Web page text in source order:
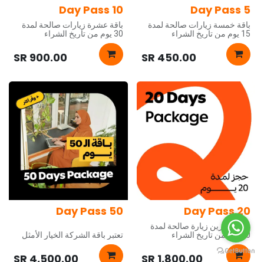
5 Day Pass
باقة خمسة زيارات صالحة لمدة
15 يوم من تاريخ الشراء
انترنت فائق السرعة
استخدام غرفة الكوزون لمدة
إمكانية الجلوس بكل المناطق
الفواكه والوجبات الخفيفة
القهوة والمشروبات الساخنة
اللوازم المكتبية
خدمات النسخ والطباعة
450.00
10 Day Pass
باقة عشرة زيارات صالحة لمدة
30 يوم من تاريخ الشراء
انترنت فائق السرعة
استخدام غرفة الكوزون لمدة
إمكانية الجلوس بكل المناطق
الفواكه والوجبات الخفيفة
القهوة والمشروبات الساخنة
اللوازم المكتبية
خدمات النسخ والطباعة
900.00
20 Day Pass
باقة عشرين زيارة صالحة لمدة
60 يوم من تاريخ الشراء
انترنت فائق السرعة1,800.00
50 Day Pass
تعتبر باقة الشركة الخيار الأمثل
للفرق والشركات التي تسعى
لتبني أساليب عمل عصرية
4,500.00